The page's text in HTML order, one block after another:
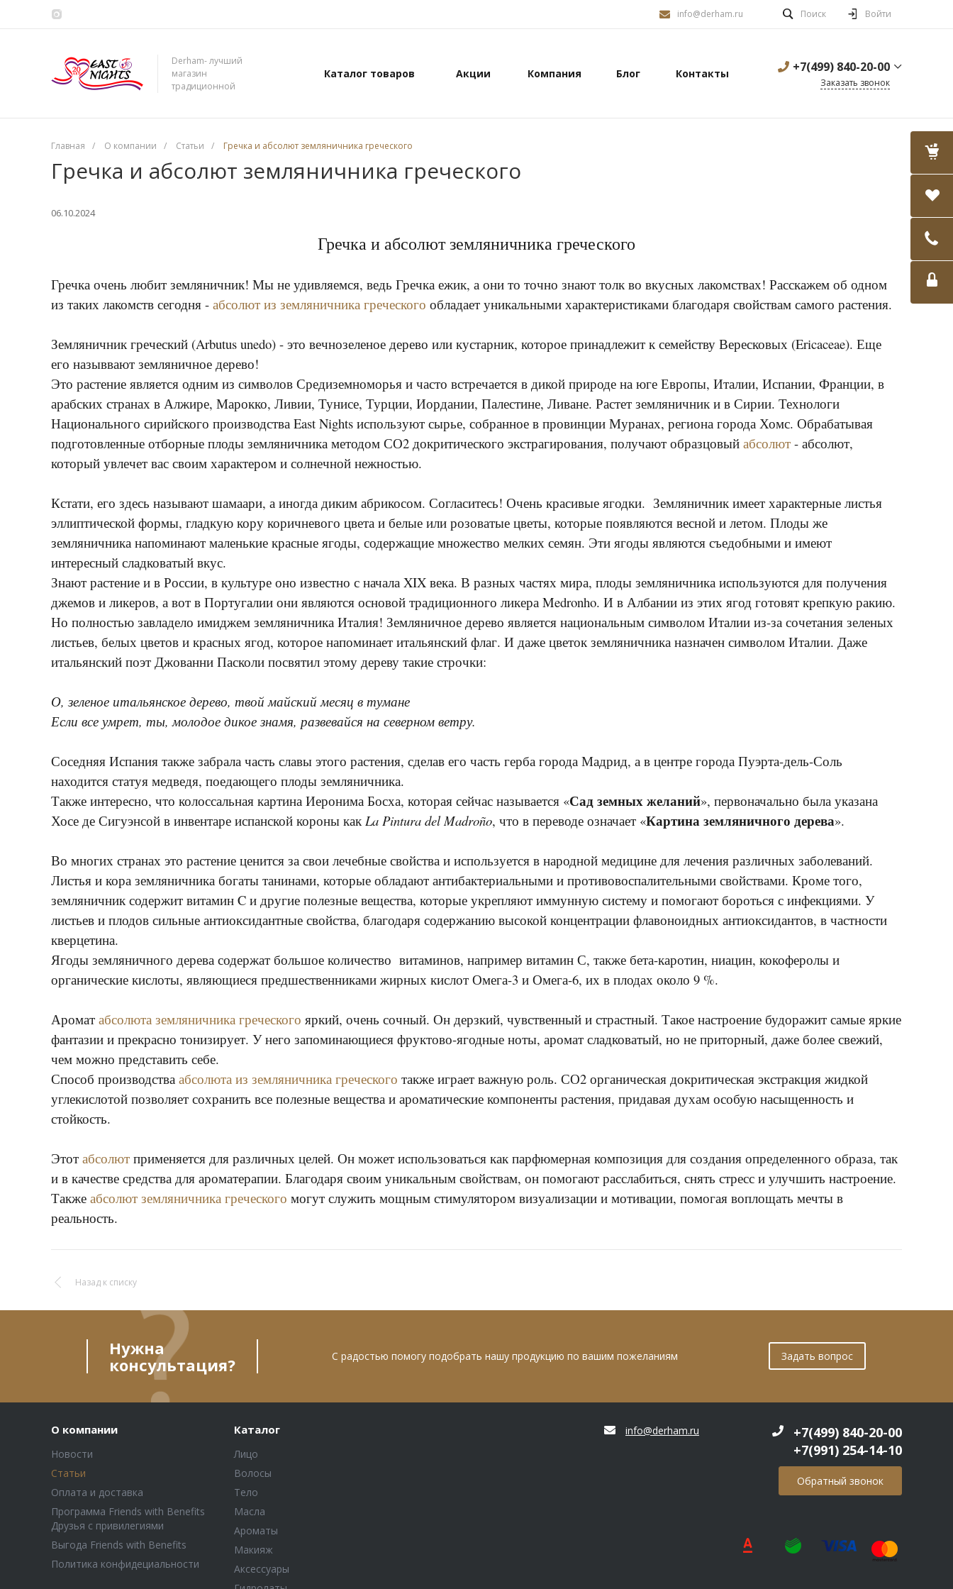
info@derham.ru Поиск Войти
Derham- лучший
магазин
традиционной
Каталог товаров Акции Компания Блог Контакты +7(499) 840-20-00
Заказать звонок
Главная / О компании / Статьи / Гречка и абсолют земляничника греческого
Гречка и абсолют земляничника греческого
06.10.2024
Гречка и абсолют земляничника греческого
Гречка очень любит земляничник! Мы не удивляемся, ведь Гречка ежик, а они то точно знают толк во вкусных лакомствах! Расскажем об одном
из таких лакомств сегодня - абсолют из земляничника греческого обладает уникальными характеристиками благодаря свойствам самого растения.
Земляничник греческий (Arbutus unedo) - это вечнозеленое дерево или кустарник, которое принадлежит к семейству Вересковых (Ericaceae). Еще
его назыввают земляничное дерево!
Это растение является одним из символов Средиземноморья и часто встречается в дикой природе на юге Европы, Италии, Испании, Франции, в
арабских странах в Алжире, Марокко, Ливии, Тунисе, Турции, Иордании, Палестине, Ливане. Растет земляничник и в Сирии. Технологи
Национального сирийского производства East Nights используют сырье, собранное в провинции Муранах, региона города Хомс. Обрабатывая
подготовленные отборные плоды земляничника методом СО2 докритического экстрагирования, получают образцовый абсолют - абсолют,
который увлечет вас своим характером и солнечной нежностью.
Кстати, его здесь называют шамаари, а иногда диким абрикосом. Согласитесь! Очень красивые ягодки. Земляничник имеет характерные листья
эллиптической формы, гладкую кору коричневого цвета и белые или розоватые цветы, которые появляются весной и летом. Плоды же
земляничника напоминают маленькие красные ягоды, содержащие множество мелких семян. Эти ягоды являются съедобными и имеют
интересный сладковатый вкус.
Знают растение и в России, в культуре оно известно с начала XIX века. В разных частях мира, плоды земляничника используются для получения
джемов и ликеров, а вот в Португалии они являются основой традиционного ликера Medronho. И в Албании из этих ягод готовят крепкую ракию.
Но полностью завладело имиджем земляничника Италия! Земляничное дерево является национальным символом Италии из-за сочетания зеленых
листьев, белых цветов и красных ягод, которое напоминает итальянский флаг. И даже цветок земляничника назначен символом Италии. Даже
итальянский поэт Джованни Пасколи посвятил этому дереву такие строчки:
О, зеленое итальянское дерево, твой майский месяц в тумане
Если все умрет, ты, молодое дикое знамя, развевайся на северном ветру.
Соседняя Испания также забрала часть славы этого растения, сделав его часть герба города Мадрид, а в центре города Пуэрта-дель-Соль
находится статуя медведя, поедающего плоды земляничника.
Также интересно, что колоссальная картина Иеронима Босха, которая сейчас называется «Сад земных желаний», первоначально была указана
Хосе де Сигуэнсой в инвентаре испанской короны какLa Pintura del Madroño, что в переводе означает «Картина земляничного дерева».
Во многих странах это растение ценится за свои лечебные свойства и используется в народной медицине для лечения различных заболеваний.
Листья и кора земляничника богаты танинами, которые обладают антибактериальными и противовоспалительными свойствами. Кроме того,
земляничник содержит витамин C и другие полезные вещества, которые укрепляют иммунную систему и помогают бороться с инфекциями. У
листьев и плодов сильные антиоксидантные свойства, благодаря содержанию высокой концентрации флавоноидных антиоксидантов, в частности
кверцетина.
Ягоды земляничного дерева содержат большое количество витаминов, например витамин С, также бета-каротин, ниацин, кокоферолы и
органические кислоты, являющиеся предшественниками жирных кислот Омега-3 и Омега-6, их в плодах около 9 %.
Аромат абсолюта земляничника греческого яркий, очень сочный. Он дерзкий, чувственный и страстный. Такое настроение будоражит самые яркие
фантазии и прекрасно тонизирует. У него запоминающиеся фруктово-ягодные ноты, аромат сладковатый, но не приторный, даже более свежий,
чем можно представить себе.
Способ производства абсолюта из земляничника греческого также играет важную роль. СО2 органическая докритическая экстракция жидкой
углекислотой позволяет сохранить все полезные вещества и ароматические компоненты растения, придавая духам особую насыщенность и
стойкость.
Этот абсолют применяется для различных целей. Он может использоваться как парфюмерная композиция для создания определенного образа, так
и в качестве средства для ароматерапии. Благодаря своим уникальным свойствам, он помогают расслабиться, снять стресс и улучшить настроение.
Также абсолют земляничника греческого могут служить мощным стимулятором визуализации и мотивации, помогая воплощать мечты в
реальность.
Назад к списку
Нужна
консультация?
С радостью помогу подобрать нашу продукцию по вашим пожеланиям Задать вопрос
О компании
Новости
Статьи
Оплата и доставка
Программа Friends with Benefits
Друзья с привилегиями
Выгода Friends with Benefits
Политика конфидециальности
Каталог
Лицо
Волосы
Тело
Масла
Ароматы
Макияж
Аксессуары
info@derham.ru
+7(499) 840-20-00
+7(991) 254-14-10
Обратный звонок